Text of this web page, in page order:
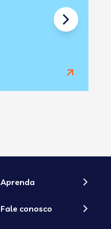
Aprenda
Fale conosco